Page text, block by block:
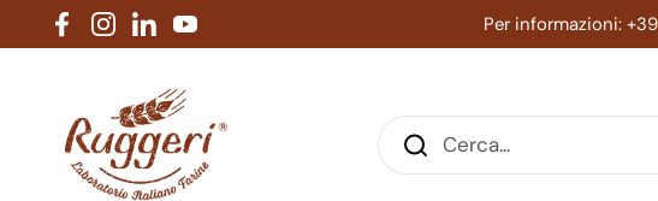
Passa ai contenuti
Facebook
Instagram
LinkedInYouTube
Per informazioni: